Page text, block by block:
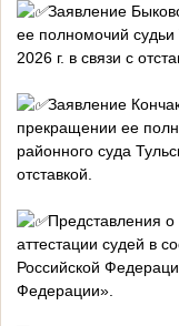
Заявление
ее полномочий судьи
2026 г. в связи с
Заявление
прекращении ее
районного суда
отставкой.
Представления
аттестации судей в
Российской
Федерации».